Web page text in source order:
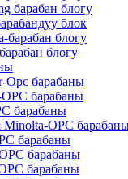
барабан блогу
блок
барабан блогу
блогу
Opc барабаны
барабаны
барабаны
Minolta-OPC
барабаны
барабаны
барабаны